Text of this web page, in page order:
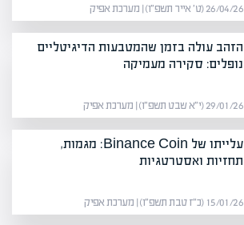
26/04/26 (ט׳ אייר תשפ״ו) | מערכת אפיק
הזהב עולה בזמן שהמטבעות הדיגיטליים
נופלים: סקירה מעמיקה
29/01/26 (י״א שבט תשפ״ו) | מערכת אפיק
עלייתו של Binance Coin: מגמות,
תחזיות ואסטרטגיות
15/01/26 (כ״ז טבת תשפ״ו) | מערכת אפיק